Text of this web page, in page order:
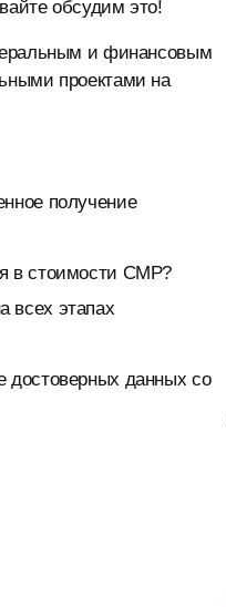
обсудим это!
и финансовым
проектами на
получение
в стоимости СМР?
всех этапах
достоверных данных со